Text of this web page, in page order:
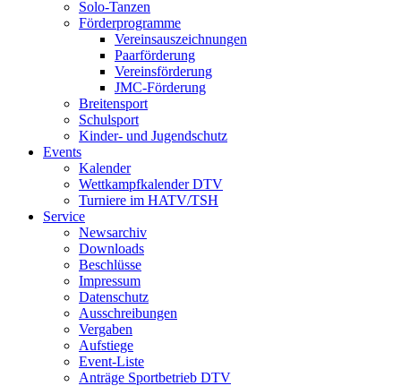
Solo-Tanzen
Förderprogramme
Vereinsauszeichnungen
Paarförderung
Vereinsförderung
JMC-Förderung
Breitensport
Schulsport
Kinder- und Jugendschutz
Events
Kalender
Wettkampfkalender DTV
Turniere im HATV/TSH
Service
Newsarchiv
Downloads
Beschlüsse
Impressum
Datenschutz
Ausschreibungen
Vergaben
Aufstiege
Event-Liste
Anträge Sportbetrieb DTV